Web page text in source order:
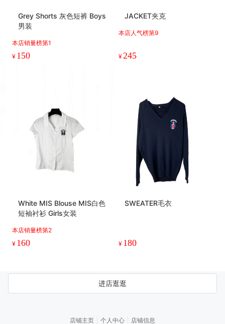
Grey Shorts 灰色短裤 Boys
男装
本店销量榜第1
¥ 150
JACKET夹克
本店人气榜第9
¥245
White MIS Blouse MIS白色
短袖衬衫 Girls女装
本店销量榜第2
¥ 160
SWEATER毛衣
¥ 180
进店逛逛
店铺主页 个人中心 店铺信息